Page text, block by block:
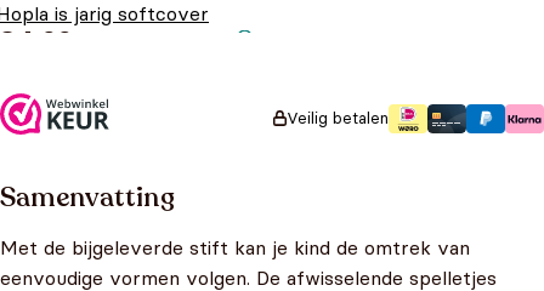
is jarig softcover
4,99
Veilig betalen
Samenvatting
Met de bijgeleverde stift kan je kind de omtrek van
eenvoudige vormen volgen. De afwisselende spelletjes